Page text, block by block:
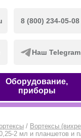
8 (800) 234-05-08
Наш Telegram
Оборудование,
приборы
/ Вортексы
2 мл и планшетов